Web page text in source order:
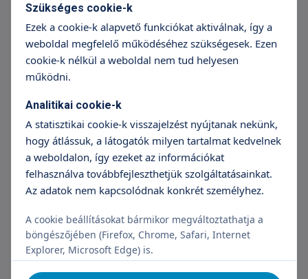
szintén az agyat ért valamilyen sérülés
(stroke, baleset, tumor).
Hypokinetikus dysarthria
"maszkszerű", merev kifejezések láthatóak, a
mimikai mozgások igen kis tartományban
maradnak. Hangmagasságra jellemző, hogy
folyamatosan egy síkban van, monoton.
Hyperkinetikus dysarthria
Meghosszabbított szünetek, pillanatnyi
lihegések, átmeneti hangkeménység,
hangremegés, nem odaillő hangok
használata. Az arcon folyamatos grimaszok,
Szükséges cookie-k
Ezek a cookie-k alapvető funkciókat aktiválnak, így a
weboldal megfelelő működéséhez szükségesek. Ezen
cookie-k nélkül a weboldal nem tud helyesen
működni.
Analitikai cookie-k
A statisztikai cookie-k visszajelzést nyújtanak nekünk,
hogy átlássuk, a látogatók milyen tartalmat kedvelnek
a weboldalon, így ezeket az információkat
felhasználva továbbfejleszthetjük szolgáltatásainkat.
Az adatok nem kapcsolódnak konkrét személyhez.
A cookie beállításokat bármikor megváltoztathatja a
böngészőjében (Firefox, Chrome, Safari, Internet
Explorer, Microsoft Edge) is.